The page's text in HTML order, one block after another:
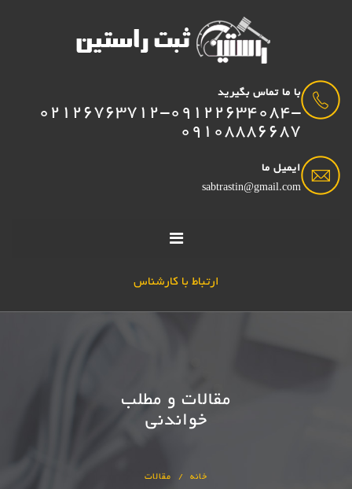
با ما تماس بگیرید
02126763712-09122634084-
09108886687
ایمیل ما
sabtrastin@gmail.com
ارتباط با کارشناس
مقالات و مطلب
خواندنی
خانه مقالات